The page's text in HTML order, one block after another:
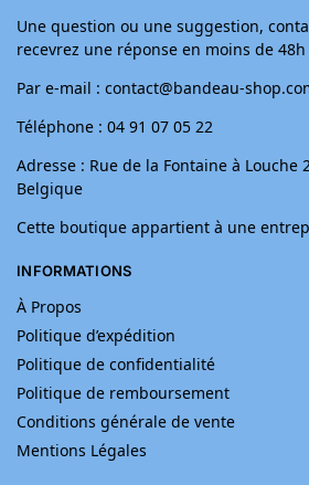
Une question ou une suggestion,
recevrez une réponse en moins de 48h
Par e-mail : contact@bandeau-
Téléphone : 04 91 07 05 22
Adresse : Rue de la Fontaine à Louche
Belgique
Cette boutique appartient à une
INFORMATIONS
À Propos
Politique d’expédition
Politique de confidentialité
Politique de remboursement
Conditions générale de vente
Mentions Légales